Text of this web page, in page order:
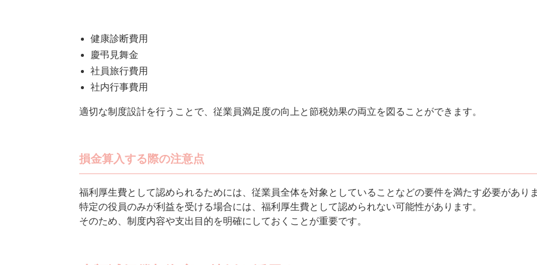
健康診断費用
慶弔見舞金
社員旅行費用
社内行事費用
適切な制度設計を行うことで、従業員満足度の向上と節税効果の両立を図ることができます。
損金算入する際の注意点
福利厚生費として認められるためには、従業員全体を対象としていることなどの要件を満たす必要があり
特定の役員のみが利益を受ける場合には、福利厚生費として認められない可能性があります。
そのため、制度内容や支出目的を明確にしておくことが重要です。